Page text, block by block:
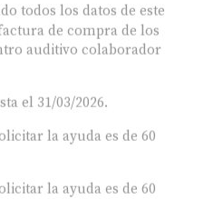
todos los datos de este
de compra de los
auditivo colaborador
el 31/03/2026.
la ayuda es de 60
la ayuda es de 60